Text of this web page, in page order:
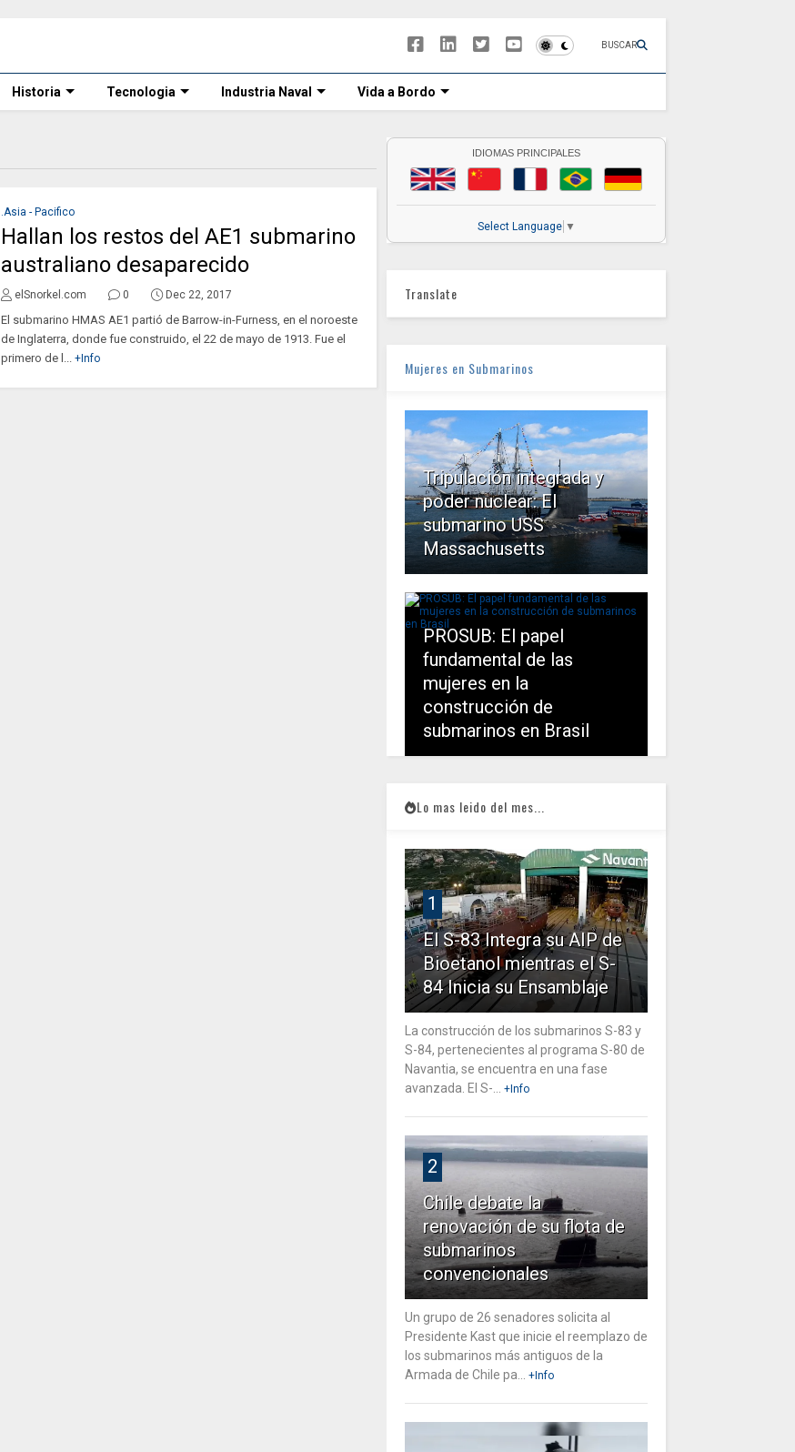
BUSCAR
Historia Tecnologia Industria Naval Vida a Bordo
.Asia - Pacifico
Hallan los restos del AE1 submarino
australiano desaparecido
elSnorkel.com 0 Dec 22, 2017
El submarino HMAS AE1 partió de Barrow-in-Furness, en el noroeste
de Inglaterra, donde fue construido, el 22 de mayo de 1913. Fue el
primero de l... +Info
IDIOMAS PRINCIPALES
Select Language ▼
Translate
Mujeres en Submarinos
Tripulación integrada y
poder nuclear: El
submarino USS
Massachusetts
PROSUB: El papel
fundamental de las
mujeres en la
construcción de
submarinos en Brasil
Lo mas leido del mes...
1
El S-83 Integra su AIP de
Bioetanol mientras el S-
84 Inicia su Ensamblaje
La construcción de los submarinos S-83 y
S-84, pertenecientes al programa S-80 de
Navantia, se encuentra en una fase
avanzada. El S-...
+Info
2
Chile debate la
renovación de su flota de
submarinos
convencionales
Un grupo de 26 senadores solicita al
Presidente Kast que inicie el reemplazo de
los submarinos más antiguos de la
Armada de Chile pa...
+Info